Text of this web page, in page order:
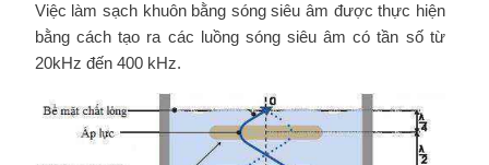
Việc làm sạch khuôn bằng sóng siêu âm được thực hiện
bằng cách tạo ra các luồng sóng siêu âm có tần số từ
20kHz đến 400 kHz.